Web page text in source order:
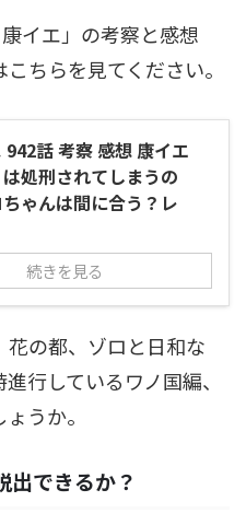
イエ」の考察と感想
ちらを見てください。
942話 考察 感想 康イエ
は処刑されてしまうの
ゃんは間に合う？レ
続きを見る
の都、ゾロと日和な
行しているワノ国編、
うか。
出できるか？